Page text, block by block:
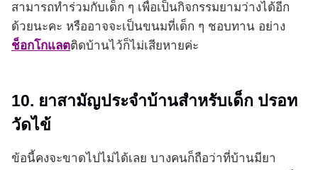
สามารถทำร่วมกับเด็ก ๆ เพื่อเป็นกิจกรรมยามว่างได้อีก
ด้วยนะคะ หรืออาจจะเป็นขนมที่เด็ก ๆ ชอบทาน อย่าง
ช็อกโกแลตติดบ้านไว้ก็ไม่เสียหายค่ะ
10. ยาสามัญประจำบ้านสำหรับเด็ก ปรอท
วัดไข้
ข้อนี้คงจะขาดไปไม่ได้เลย บางคนก็ถือว่าที่บ้านมียา